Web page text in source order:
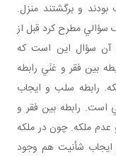
و برگشتند منزل.
سؤالي مطرح کرد قبل از
آن سؤال اين است که
بين فقر و غنَي رابطه
رابطه سلب و ايجاب
است. رابطه بين فقر و
ملکه. چون در ملکه
شأنيت هم وجود